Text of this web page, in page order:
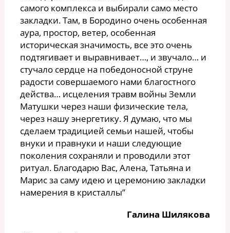
самого комплекса и выбирали само место
закладки. Там, в Бородино очень особенная
аура, простор, ветер, особенная
историческая значимость, все это очень
подтягивает и выравнивает…, и звучало… и
стучало сердце на победоносной струне
радости совершаемого нами благостного
действа… исцеления травм войны Земли
Матушки через наши физические тела,
через нашу энергетику. Я думаю, что мы
сделаем традицией семьи нашей, чтобы
внуки и правнуки и наши следующие
поколения сохраняли и проводили этот
ритуал. Благодарю Вас, Алена, Татьяна и
Марис за саму идею и церемонию закладки
намерения в кристаллы”
Галина Шилякова